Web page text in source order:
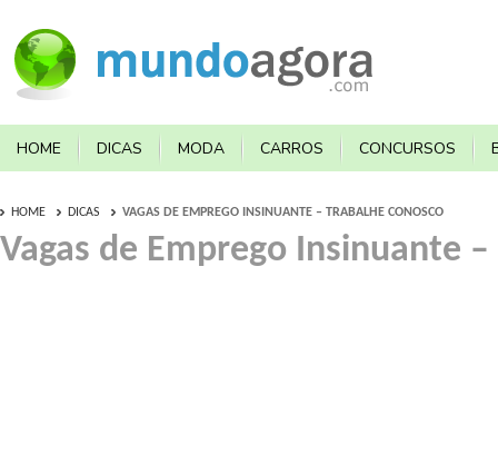
HOME DICAS MODA CARROS CONCURSOS
HOME DICAS VAGAS DE EMPREGO INSINUANTE – TRABALHE CONOSCO
Vagas de Emprego Insinuante